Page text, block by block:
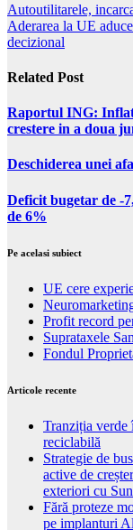
Autoutilitarele,
Aderarea la UE
decizional
Related Post
Raportul ING:
crestere in a doua
Deschiderea unei
Deficit bugetar de -
de 6%
Pe acelasi subiect
UE cere
Profit record
Suprataxele
Fondul
Articole recente
Tranziția verde
reciclabilă
Strategie de
active de
exteriori cu
Fără proteze
pe implanturi